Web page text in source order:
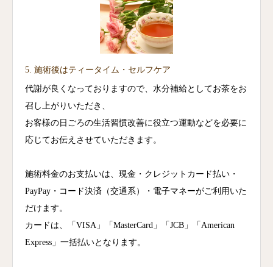
5. 施術後はティータイム・セルフケア
代謝が良くなっておりますので、水分補給としてお茶をお
召し上がりいただき、
お客様の日ごろの生活習慣改善に役立つ運動などを必要に
応じてお伝えさせていただきます。
施術料金のお支払いは、現金・クレジットカード払い・
PayPay・コード決済（交通系）・電子マネーがご利用いた
だけます。
カードは、「VISA」「MasterCard」「JCB」「American
Express」一括払いとなります。